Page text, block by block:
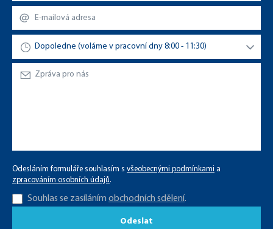
Odesláním formuláře souhlasím s všeobecnými podmínkami a
zpracováním osobních údajů.
Souhlas se zasíláním obchodních sdělení.
Odeslat